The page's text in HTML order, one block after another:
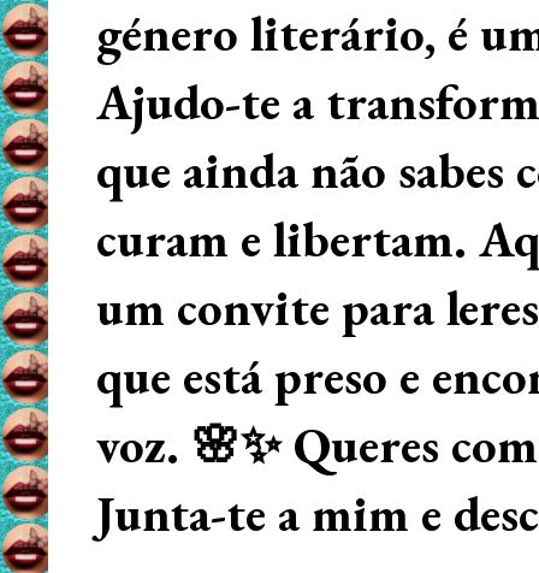
género literário, é
Ajudo-te a
que ainda não
curam e libertam.
um convite para
que está preso e
voz. 🌸✨ Queres
Junta-te a mim e